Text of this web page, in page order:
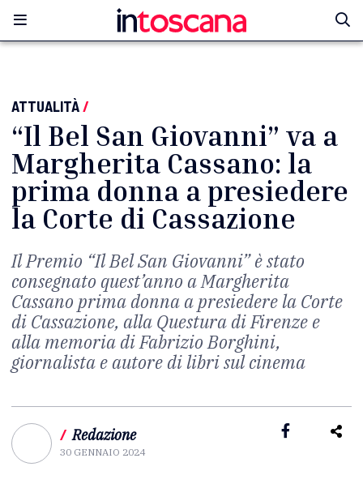
ATTUALITÀ/
“Il Bel San Giovanni” va a
Margherita Cassano: la
prima donna a presiedere
la Corte di Cassazione
Il Premio “Il Bel San Giovanni” è stato
consegnato quest’anno a Margherita
Cassano prima donna a presiedere la Corte
di Cassazione, alla Questura di Firenze e
alla memoria di Fabrizio Borghini,
giornalista e autore di libri sul cinema
/ Redazione
30 GENNAIO 2024